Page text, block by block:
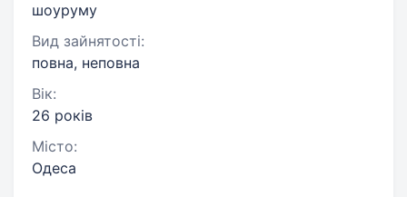
шоуруму
Вид зайнятості:
повна, неповна
Вік:
26 років
Місто:
Одеса